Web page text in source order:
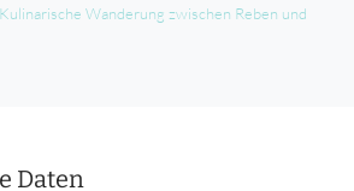
Wanderung zwischen Reben und
Daten